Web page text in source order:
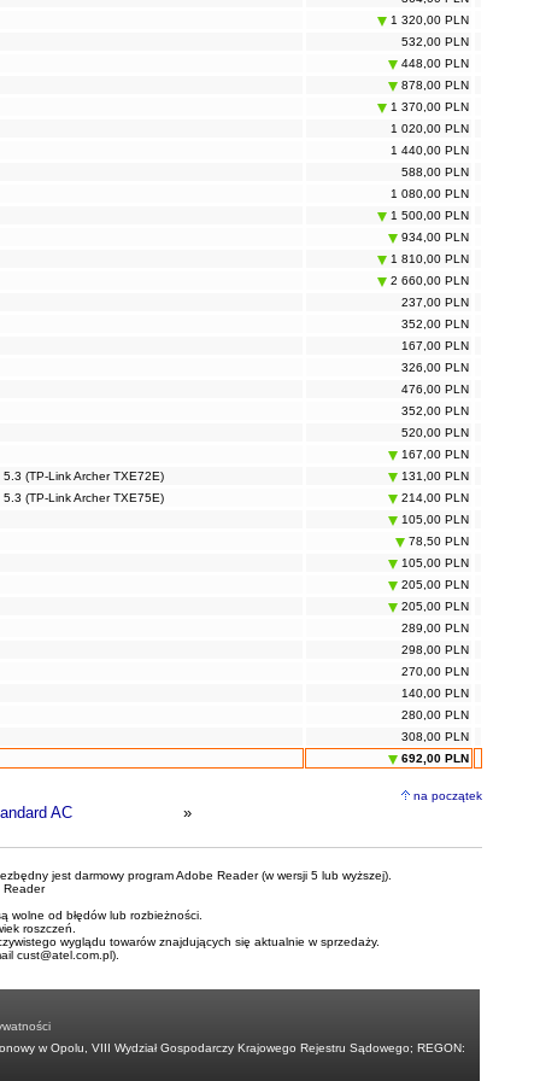
1 320,00 PLN
532,00 PLN
448,00 PLN
878,00 PLN
1 370,00 PLN
1 020,00 PLN
1 440,00 PLN
588,00 PLN
1 080,00 PLN
1 500,00 PLN
934,00 PLN
1 810,00 PLN
2 660,00 PLN
237,00 PLN
352,00 PLN
167,00 PLN
326,00 PLN
476,00 PLN
352,00 PLN
520,00 PLN
167,00 PLN
(TP-Link Archer TXE72E)
131,00 PLN
(TP-Link Archer TXE75E)
214,00 PLN
105,00 PLN
78,50 PLN
105,00 PLN
205,00 PLN
205,00 PLN
289,00 PLN
298,00 PLN
270,00 PLN
140,00 PLN
280,00 PLN
308,00 PLN
692,00 PLN
na początek
AC »
jest darmowy program Adobe Reader (w wersji 5 lub wyższej).
Reader
wolne od błędów lub rozbieżności.
roszczeń.
wyglądu towarów znajdujących się aktualnie w sprzedaży.
cust@atel.com.pl).
w Opolu, VIII Wydział Gospodarczy Krajowego Rejestru Sądowego; REGON: